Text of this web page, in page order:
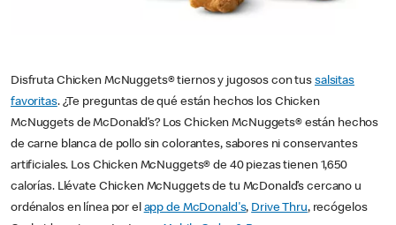
Disfruta Chicken McNuggets® tiernos y jugosos con tus salsitas
favoritas. ¿Te preguntas de qué están hechos los Chicken
McNuggets de McDonald’s? Los Chicken McNuggets® están hechos
de carne blanca de pollo sin colorantes, sabores ni conservantes
artificiales. Los Chicken McNuggets® de 40 piezas tienen 1,650
calorías. Llévate Chicken McNuggets de tu McDonald’s cercano u
ordénalos en línea por el app de McDonald's, Drive Thru, recógelos